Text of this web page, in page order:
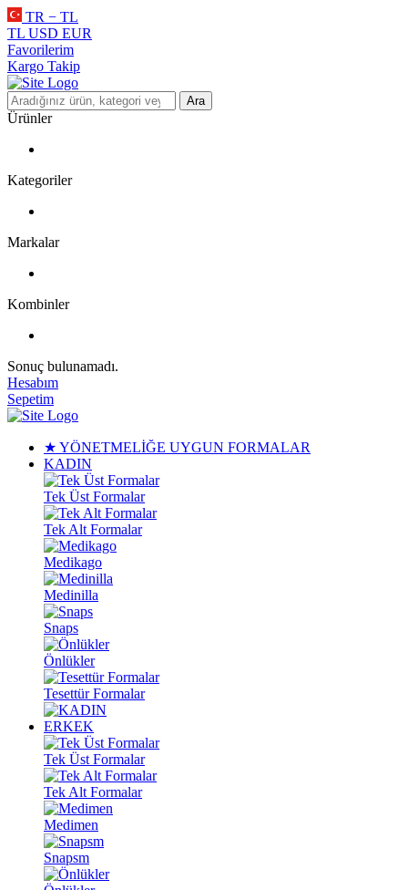
TR − TL
TL USD EUR
Favorilerim
Kargo Takip
Ara
Ürünler
Kategoriler
Markalar
Kombinler
Sonuç bulunamadı.
Hesabım
Sepetim
★ YÖNETMELİĞE UYGUN FORMALAR
KADIN
Tek Üst Formalar
Tek Alt Formalar
Medikago
Medinilla
Snaps
Önlükler
Tesettür Formalar
ERKEK
Tek Üst Formalar
Tek Alt Formalar
Medimen
Snapsm